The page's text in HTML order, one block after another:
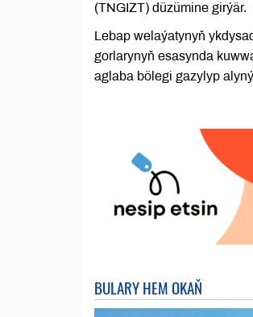
(TNGIZT) düzümine girýär.
Lebap welaýatynyň
gorlarynyň esasynda
aglaba bölegi gazylyp
BULARY HEM OKAŇ